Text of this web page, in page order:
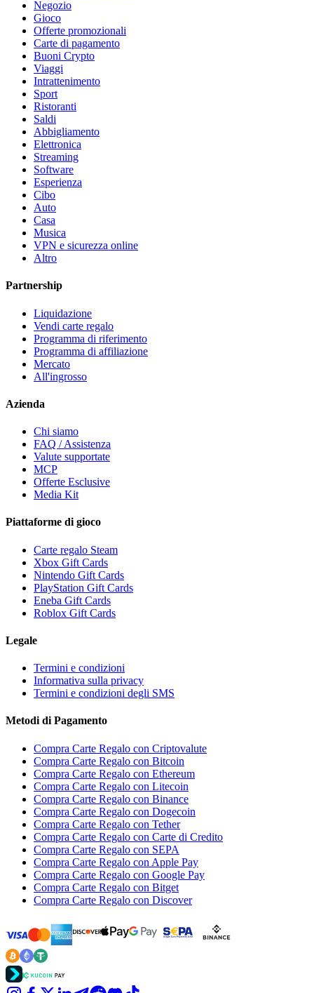
Negozio
Gioco
Offerte promozionali
Carte di pagamento
Buoni Crypto
Viaggi
Intrattenimento
Sport
Ristoranti
Saldi
Abbigliamento
Elettronica
Streaming
Software
Esperienza
Cibo
Auto
Casa
Musica
VPN e sicurezza online
Altro
Partnership
Liquidazione
Vendi carte regalo
Programma di riferimento
Programma di affiliazione
Mercato
All'ingrosso
Azienda
Chi siamo
FAQ / Assistenza
Valute supportate
MCP
Offerte Esclusive
Media Kit
Piattaforme di gioco
Carte regalo Steam
Xbox Gift Cards
Nintendo Gift Cards
PlayStation Gift Cards
Eneba Gift Cards
Roblox Gift Cards
Legale
Termini e condizioni
Informativa sulla privacy
Termini e condizioni degli SMS
Metodi di Pagamento
Compra Carte Regalo con Criptovalute
Compra Carte Regalo con Bitcoin
Compra Carte Regalo con Ethereum
Compra Carte Regalo con Litecoin
Compra Carte Regalo con Binance
Compra Carte Regalo con Dogecoin
Compra Carte Regalo con Tether
Compra Carte Regalo con Carte di Credito
Compra Carte Regalo con SEPA
Compra Carte Regalo con Apple Pay
Compra Carte Regalo con Google Pay
Compra Carte Regalo con Bitget
Compra Carte Regalo con Discover